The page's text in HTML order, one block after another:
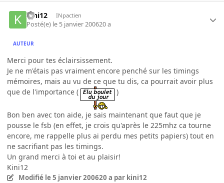
kini12 INpactien
Posté(e) le 5 janvier 200620 a
AUTEUR
Merci pour tes éclairsissement.
Je ne m'étais pas vraiment encore penché sur les timings
mémoires, mais au vu de ce que tu dis, ca pourrait avoir plus
que de l'importance (
)
Bon ben avec ton aide, je sais maintenant que faut que je
pousse le fsb (en effet, je crois qu'après le 225mhz ca tourne
encore, me rappelle plus ai perdu mes petits papiers) tout en
ne sacrifiant pas les timings.
Un grand merci à toi et au plaisir!
Kini12
Modifié le 5 janvier 200620 a par kini12